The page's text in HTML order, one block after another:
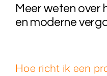
Meer weten over
en moderne
Hoe richt ik een